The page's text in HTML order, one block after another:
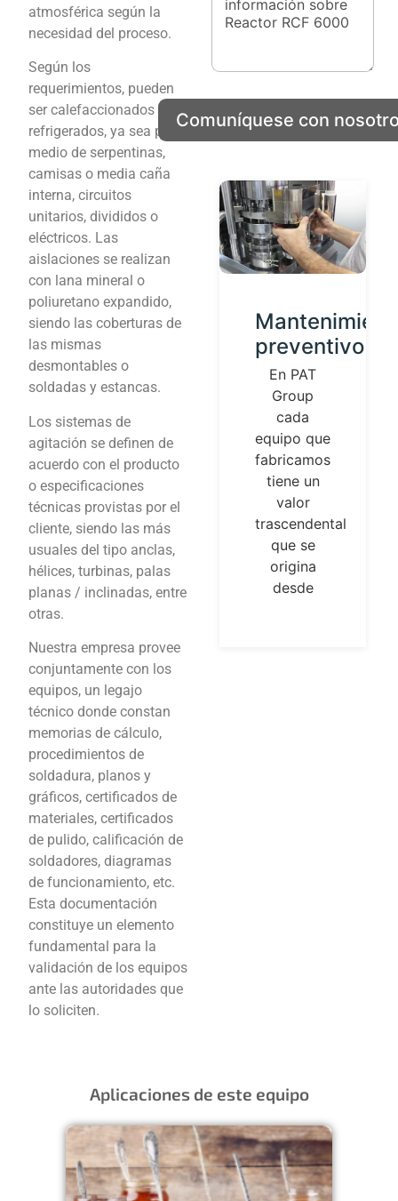
atmosférica según la
necesidad del proceso.
Según los
requerimientos, pueden
ser calefaccionados o
refrigerados, ya sea por
medio de serpentinas,
camisas o media caña
interna, circuitos
unitarios, divididos o
eléctricos. Las
aislaciones se realizan
con lana mineral o
poliuretano expandido,
siendo las coberturas de
las mismas
desmontables o
soldadas y estancas.
Los sistemas de
agitación se definen de
acuerdo con el producto
o especificaciones
técnicas provistas por el
cliente, siendo las más
usuales del tipo anclas,
hélices, turbinas, palas
planas / inclinadas, entre
otras.
Nuestra empresa provee
conjuntamente con los
equipos, un legajo
técnico donde constan
memorias de cálculo,
procedimientos de
soldadura, planos y
gráficos, certificados de
materiales, certificados
de pulido, calificación de
soldadores, diagramas
de funcionamiento, etc.
Esta documentación
constituye un elemento
fundamental para la
validación de los equipos
ante las autoridades que
lo soliciten.
e
o
b
r
e
e
ó
n
Comuníquese con
Desarrollo
de
Productos
Contamos
con un
laboratorio
que cuenta
con
equipamiento
de alta
tecnología,
adecuado
para el
preventivo
En PAT
Group
cada
equipo que
fabricamos
tiene un
valor
trascendental
que se
origina
desde
Aplicaciones de este equipo